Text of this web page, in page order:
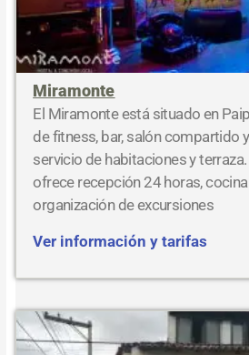
Miramonte
El Miramonte está situado en
de fitness, bar, salón compartido
servicio de habitaciones y
ofrece recepción 24 horas,
organización de excursiones
Ver información y tarifas